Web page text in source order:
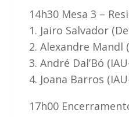
14h30 Mesa 3 –
1. Jairo Salvador
2. Alexandre Mandl
3. André Dal’Bó
4. Joana Barros
17h00